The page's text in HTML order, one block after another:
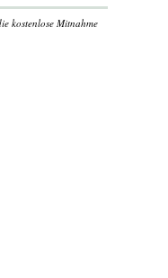
kostenlose Mitnahme